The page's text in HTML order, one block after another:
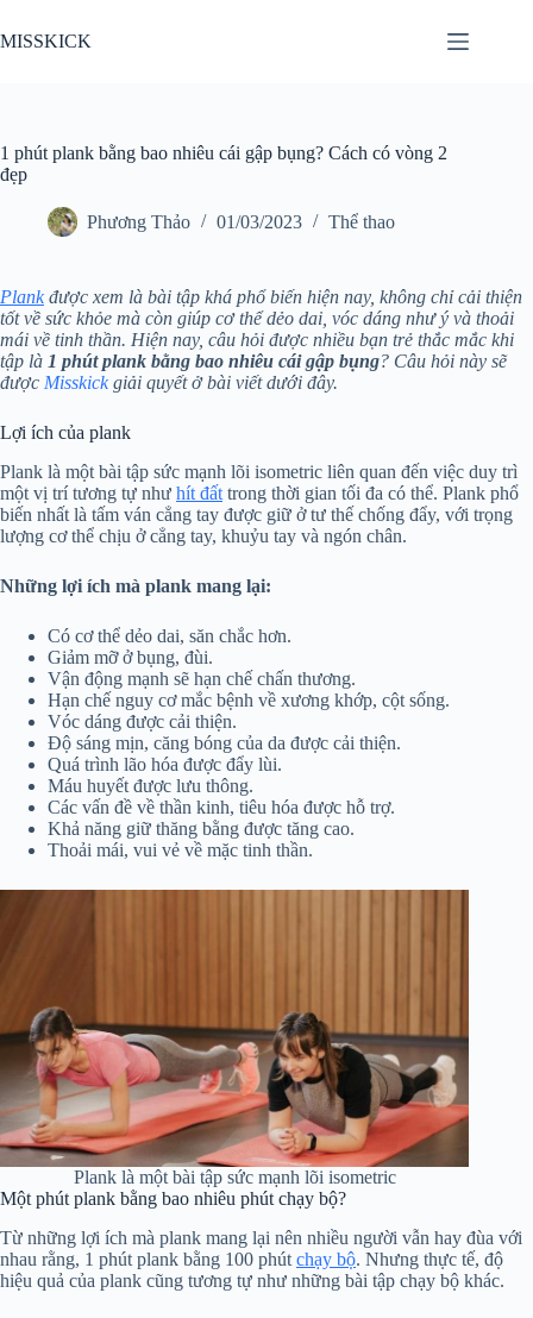
đến
phần
MISSKICK
1 phút plank bằng bao nhiêu cái gập bụng? Cách có vòng 2
đẹp
Phương Thảo 01/03/2023 Thể thao
Plankđược xem là bài tập khá phổ biến hiện nay, không chỉ cải thiện
tốt về sức khỏe mà còn giúp cơ thể dẻo dai, vóc dáng như ý và thoải
mái về tinh thần. Hiện nay, câu hỏi được nhiều bạn trẻ thắc mắc khi
tập là 1 phút plank bằng bao nhiêu cái gập bụng? Câu hỏi này sẽ
được Misskickgiải quyết ở bài viết dưới đây.
Lợi ích của plank
Plank là một bài tập sức mạnh lõi isometric liên quan đến việc duy trì
một vị trí tương tự như hít đất trong thời gian tối đa có thể. Plank phổ
biến nhất là tấm ván cẳng tay được giữ ở tư thế chống đẩy, với trọng
lượng cơ thể chịu ở cẳng tay, khuỷu tay và ngón chân.
Những lợi ích mà plank mang lại:
Có cơ thể dẻo dai, săn chắc hơn.
Giảm mỡ ở bụng, đùi.
Vận động mạnh sẽ hạn chế chấn thương.
Hạn chế nguy cơ mắc bệnh về xương khớp, cột sống.
Vóc dáng được cải thiện.
Độ sáng mịn, căng bóng của da được cải thiện.
Quá trình lão hóa được đẩy lùi.
Máu huyết được lưu thông.
Các vấn đề về thần kinh, tiêu hóa được hỗ trợ.
Khả năng giữ thăng bằng được tăng cao.
Thoải mái, vui vẻ về mặc tinh thần.
Plank là một bài tập sức mạnh lõi isometric
Một phút plank bằng bao nhiêu phút chạy bộ?
Từ những lợi ích mà plank mang lại nên nhiều người vẫn hay đùa với
nhau rằng, 1 phút plank bằng 100 phút chạy bộ. Nhưng thực tế, độ
hiệu quả của plank cũng tương tự như những bài tập chạy bộ khác.